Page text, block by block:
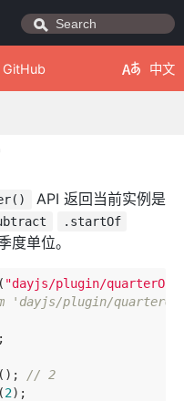
GitHub 中文
API 返回当前实例是
.startOf
度单位。
"dayjs/plugin/
'dayjs/plugin/
// 2
2